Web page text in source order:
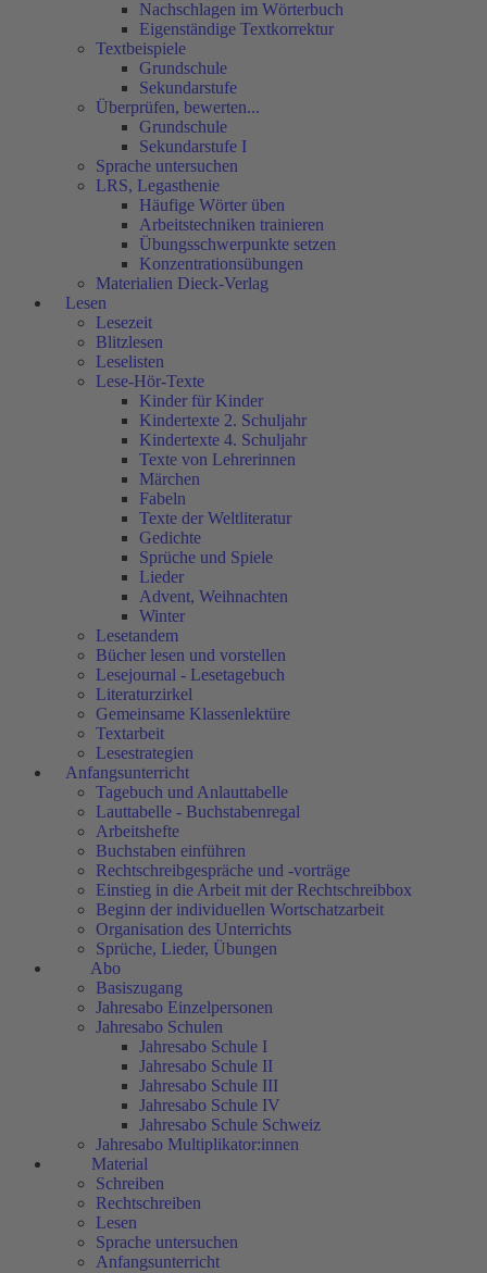
Nachschlagen im Wörterbuch
Eigenständige Textkorrektur
Textbeispiele
Grundschule
Sekundarstufe
Überprüfen, bewerten...
Grundschule
Sekundarstufe I
Sprache untersuchen
LRS, Legasthenie
Häufige Wörter üben
Arbeitstechniken trainieren
Übungsschwerpunkte setzen
Konzentrationsübungen
Materialien Dieck-Verlag
Lesen
Lesezeit
Blitzlesen
Leselisten
Lese-Hör-Texte
Kinder für Kinder
Kindertexte 2. Schuljahr
Kindertexte 4. Schuljahr
Texte von Lehrerinnen
Märchen
Fabeln
Texte der Weltliteratur
Gedichte
Sprüche und Spiele
Lieder
Advent, Weihnachten
Winter
Lesetandem
Bücher lesen und vorstellen
Lesejournal - Lesetagebuch
Literaturzirkel
Gemeinsame Klassenlektüre
Textarbeit
Lesestrategien
Anfangsunterricht
Tagebuch und Anlauttabelle
Lauttabelle - Buchstabenregal
Arbeitshefte
Buchstaben einführen
Rechtschreibgespräche und -vorträge
Einstieg in die Arbeit mit der Rechtschreibbox
Beginn der individuellen Wortschatzarbeit
Organisation des Unterrichts
Sprüche, Lieder, Übungen
Abo
Basiszugang
Jahresabo Einzelpersonen
Jahresabo Schulen
Jahresabo Schule I
Jahresabo Schule II
Jahresabo Schule III
Jahresabo Schule IV
Jahresabo Schule Schweiz
Jahresabo Multiplikator:innen
Material
Schreiben
Rechtschreiben
Lesen
Sprache untersuchen
Anfangsunterricht